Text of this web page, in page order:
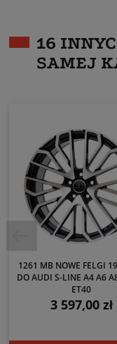
16
SAMEJ
1261 MB NOWE FELGI
DO AUDI S-LINE A4 A6
ET40
Cena
3 597,00 zł